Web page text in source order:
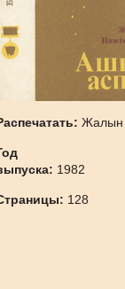
Жалын
1982
128